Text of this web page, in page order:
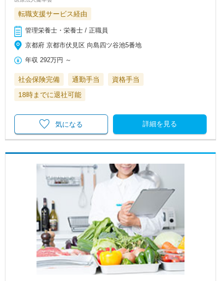
転職支援サービス経由
管理栄養士・栄養士 / 正職員
京都府 京都市伏見区 向島四ツ谷池5番地
年収 292万円 ～
社会保険完備 通勤手当
資格手当
18時までに退社可能
詳細を見る
気になる